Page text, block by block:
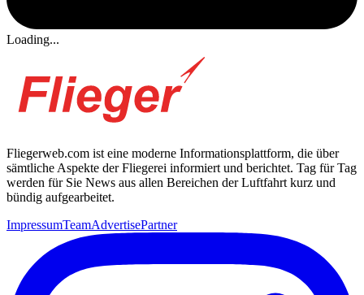
Loading...
Fliegerweb.com ist eine moderne Informationsplattform, die über
sämtliche Aspekte der Fliegerei informiert und berichtet. Tag für Tag
werden für Sie News aus allen Bereichen der Luftfahrt kurz und
bündig aufgearbeitet.
ImpressumTeamAdvertisePartner